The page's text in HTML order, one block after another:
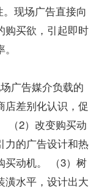
现场广告直接向
购买欲，引起即时
广告媒介负载的
店差别化认识，促
（2）改变购买动
力的广告设计和热
买动机。 （3）树
潢水平，设计出大